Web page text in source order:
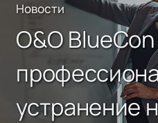
Новости
O&O
устранение